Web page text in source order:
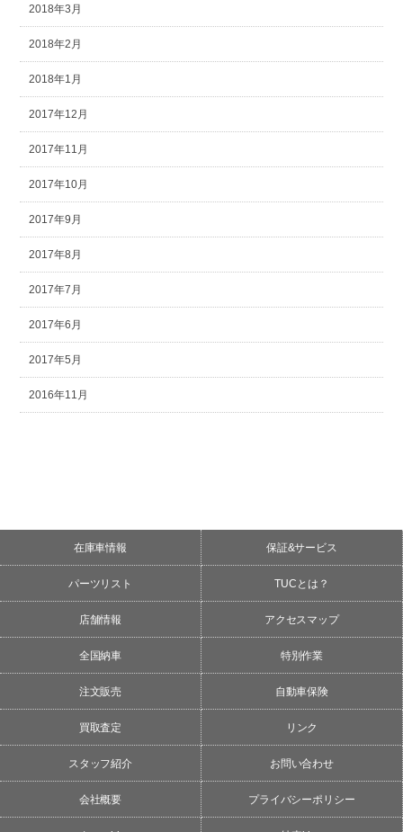
2018年3月
2018年2月
2018年1月
2017年12月
2017年11月
2017年10月
2017年9月
2017年8月
2017年7月
2017年6月
2017年5月
2016年11月
在庫車情報 保証&サービス
パーツリスト TUCとは？
店舗情報 アクセスマップ
全国納車 特別作業
注文販売 自動車保険
買取査定 リンク
スタッフ紹介 お問い合わせ
会社概要 プライバシーポリシー